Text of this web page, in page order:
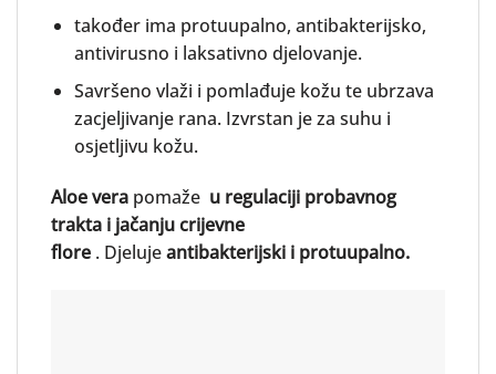
također ima protuupalno, antibakterijsko,
antivirusno i laksativno djelovanje.
Savršeno vlaži i pomlađuje kožu te ubrzava
zacjeljivanje rana. Izvrstan je za suhu i
osjetljivu kožu.
Aloe vera pomaže u regulaciji probavnog
trakta i jačanju crijevne
flore . Djelujeantibakterijski i protuupalno.